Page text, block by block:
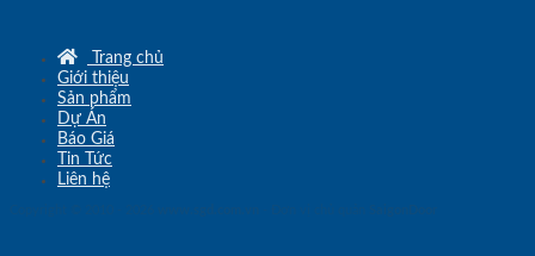
Trang chủ
Giới thiệu
Sản phẩm
Dự Án
Báo Giá
Tin Tức
Liên hệ